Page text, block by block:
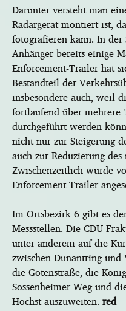
Darunter versteht man
Radargerät montiert ist,
fotografieren kann. In der
Anhänger bereits einige
Enforcement-Trailer hat
Bestandteil der
insbesondere auch, weil
fortlaufend über mehrere
durchgeführt werden
nicht nur zur Steigerung
auch zur Reduzierung
Zwischenzeitlich wurde
Enforcement-Trailer
Im Ortsbezirk 6 gibt es
Messstellen. Die CDU-
unter anderem auf die
zwischen Dunantring
die Gotenstraße, die
Sossenheimer Weg und
Höchst auszuweiten. red